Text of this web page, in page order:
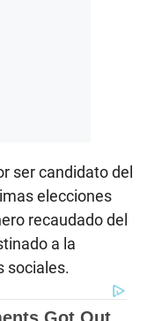
ser candidato del
elecciones
recaudado del
a la
sociales.